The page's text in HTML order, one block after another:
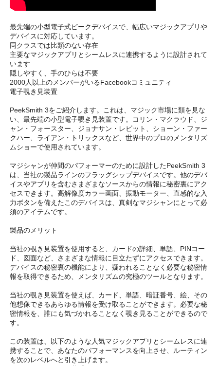
最先端の小型電子式ピークデバイスで、幅広いマジックアプリや
デバイスに対応しています。
同クラスでは比類のない存在
主要なマジックアプリとシームレスに連携するように設計されて
います
隠しやすく、手のひらは不要
2000人以上のメンバーがいるFacebookコミュニティ
電子覗き見装置
PeekSmith 3をご紹介します。これは、マジック市場に類を見な
い、最先端の小型電子覗き見装置です。コリン・マクラウド、ジ
ャン・フォースター、ジョナサン・レビット、ショーン・ファー
クハー、ライアン・トリックスなど、世界中のプロのメンタリズ
ムショーで使用されています。
マジシャンが仲間のパフォーマーのために設計したPeekSmith 3
は、当社の製品ラインのフラッグシップデバイスです。他のデバ
イスやアプリを含むさまざまなソースからの情報に秘密裏にアク
セスできます。高解像度カラー画面、振動モーター、直感的な入
力ボタンを備えたこのデバイスは、真剣なマジシャンにとって必
須のアイテムです。
製品のメリット
当社の覗き見装置を使用すると、カードの詳細、単語、PINコー
ド、図面など、さまざまな情報に目立たずにアクセスできます。
デバイスの秘密裏の機能により、疑われることなく必要な秘密情
報を取得できるため、メンタリズムの究極のツールとなります。
当社の覗き見装置を使えば、カード、単語、暗証番号、絵、その
他想像できるあらゆる情報を受け取ることができます。必要な秘
密情報を、誰にも気づかれることなく覗き見ることができるので
す。
この装置は、以下のような人気マジックアプリとシームレスに連
携することで、あなたのパフォーマンスを向上させ、ルーティン
を次のレベルへと引き上げます。